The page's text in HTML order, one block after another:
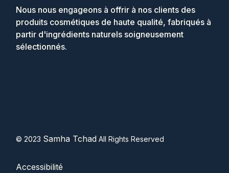
Nous nous engageons à offrir à nos clients des
produits cosmétiques de haute qualité, fabriqués à
partir d'ingrédients naturels soigneusement
sélectionnés.
© 2023 Samha Tchad All Rights Reserved
Accessibilité